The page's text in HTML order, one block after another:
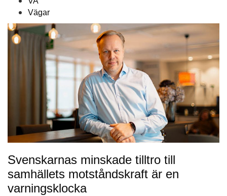
Vägar
Svenskarnas minskade tilltro till
samhällets motståndskraft är en
varningsklocka